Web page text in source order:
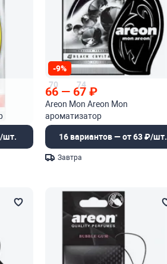
шт.
-9%
70
66 — 74
67₽
Areon Mon Areon Mon
ароматизатор
16 вариантов — от 63 ₽/шт.
Завтра